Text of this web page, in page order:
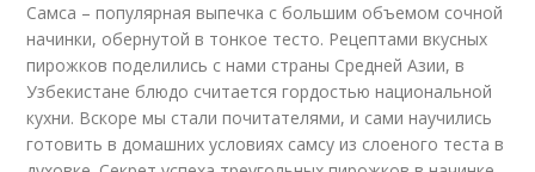
Самса – популярная выпечка с большим объемом сочной
начинки, обернутой в тонкое тесто. Рецептами вкусных
пирожков поделились с нами страны Средней Азии, в
Узбекистане блюдо считается гордостью национальной
кухни. Вскоре мы стали почитателями, и сами научились
готовить в домашних условиях самсу из слоеного теста в